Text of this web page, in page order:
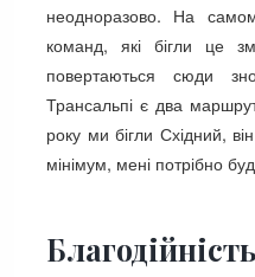
неодноразово. На
команд, які бігли це
повертаються сюди
Трансальпі є два
року ми бігли Східний,
мінімум, мені потрібно
Благодійність